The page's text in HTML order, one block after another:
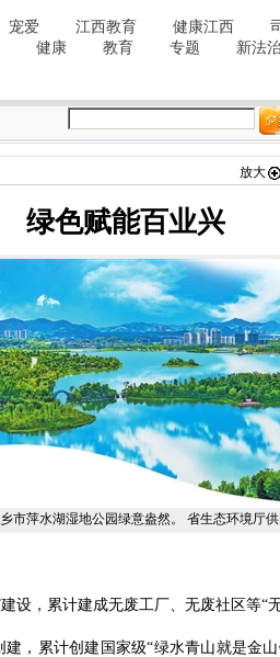
放大
绿色赋能百业兴
萍水湖湿地公园绿意盎然。 省生态环境厅供
，累计建成无废工厂、无废社区等“无
累计创建国家级“绿水青山就是金山